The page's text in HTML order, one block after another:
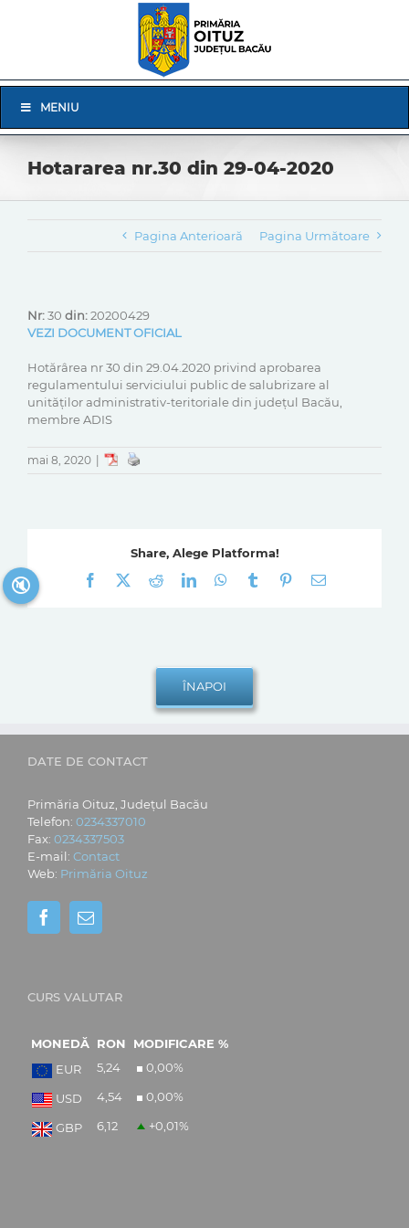
Navigation
MENIU
Hotararea nr.30 din 29-04-2020
Pagina Anterioară Pagina Următoare
Nr:30 din:20200429
VEZI DOCUMENT OFICIAL
Hotărârea nr 30 din 29.04.2020 privind aprobarea
regulamentului serviciului public de salubrizare al
unităților administrativ-teritoriale din județul Bacău,
membre ADIS
mai 8, 2020
Share, Alege Platforma!
Facebook
RedditLinkedInWhatsApp
Tumblr Pinterest
E-
DATE DE CONTACT
Primăria Oituz, Județul Bacău
Telefon: 0234337010
Fax: 0234337503
E-mail: Contact
Web: Primăria Oituz
CURS VALUTAR
MONEDĂ RON
MODIFICARE %
EUR
5,24 0,00%
USD 4,54 0,00%
GBP 6,12 +0,01%
🔇